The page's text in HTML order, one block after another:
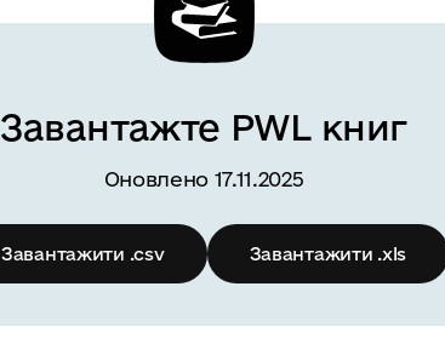
Завантажте PWL книг
Оновлено 17.11.2025
Завантажити .csv Завантажити .xls